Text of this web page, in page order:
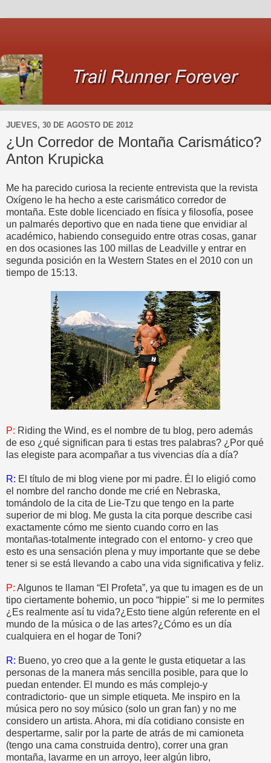
JUEVES, 30 DE AGOSTO DE 2012
¿Un Corredor de Montaña Carismático?
Anton Krupicka
Me ha parecido curiosa la reciente entrevista que la revista
Oxígeno le ha hecho a este carismático corredor de
montaña. Este doble licenciado en física y filosofía, posee
un palmarés deportivo que en nada tiene que envidiar al
académico, habiendo conseguido entre otras cosas, ganar
en dos ocasiones las 100 millas de Leadville y entrar en
segunda posición en la Western States en el 2010 con un
tiempo de 15:13.
P: Riding the Wind, es el nombre de tu blog, pero además
de eso ¿qué significan para ti estas tres palabras? ¿Por qué
las elegiste para acompañar a tus vivencias día a día?
R: El título de mi blog viene por mi padre. Él lo eligió como
el nombre del rancho donde me crié en Nebraska,
tomándolo de la cita de Lie-Tzu que tengo en la parte
superior de mi blog. Me gusta la cita porque describe casi
exactamente cómo me siento cuando corro en las
montañas-totalmente integrado con el entorno- y creo que
esto es una sensación plena y muy importante que se debe
tener si se está llevando a cabo una vida significativa y feliz.
P: Algunos te llaman “El Profeta”, ya que tu imagen es de un
tipo ciertamente bohemio, un poco “hippie" si me lo permites
¿Es realmente así tu vida?¿Esto tiene algún referente en el
mundo de la música o de las artes?¿Cómo es un día
cualquiera en el hogar de Toni?
R: Bueno, yo creo que a la gente le gusta etiquetar a las
personas de la manera más sencilla posible, para que lo
puedan entender. El mundo es más complejo-y
contradictorio- que un simple etiqueta. Me inspiro en la
música pero no soy músico (solo un gran fan) y no me
considero un artista. Ahora, mi día cotidiano consiste en
despertarme, salir por la parte de atrás de mi camioneta
(tengo una cama construida dentro), correr una gran
montaña, lavarme en un arroyo, leer algún libro,